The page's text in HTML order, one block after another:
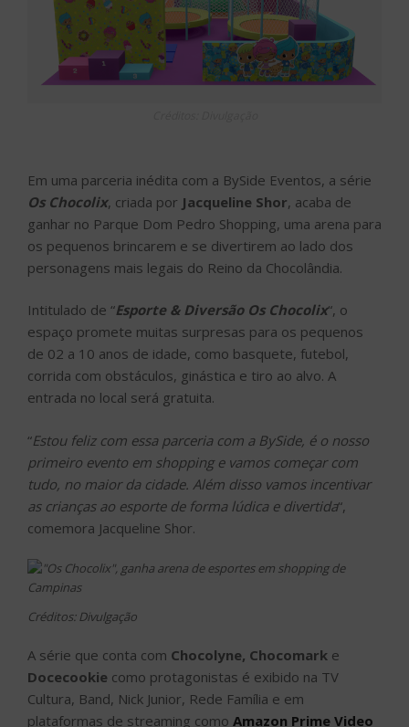
Em uma parceria inédita com a BySide Eventos, a série
Os Chocolix, criada por Jacqueline Shor, acaba de
ganhar no Parque Dom Pedro Shopping, uma arena para
os pequenos brincarem e se divertirem ao lado dos
personagens mais legais do Reino da Chocolândia.
Intitulado de “Esporte & Diversão Os Chocolix“, o
espaço promete muitas surpresas para os pequenos
de 02 a 10 anos de idade, como basquete, futebol,
corrida com obstáculos, ginástica e tiro ao alvo. A
entrada no local será gratuita.
“Estou feliz com essa parceria com a BySide, é o nosso
primeiro evento em shopping e vamos começar com
tudo, no maior da cidade. Além disso vamos incentivar
as crianças ao esporte de forma lúdica e divertida“,
comemora Jacqueline Shor.
Créditos: Divulgação
A série que conta com Chocolyne, Chocomark e
Docecookie como protagonistas é exibido na TV
Cultura, Band, Nick Junior, Rede Família e em
plataformas de streaming como Amazon Prime Video